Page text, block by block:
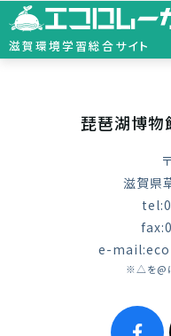
滋賀環境学習総合サイト
琵琶湖博物
滋賀県
e-
※△を@